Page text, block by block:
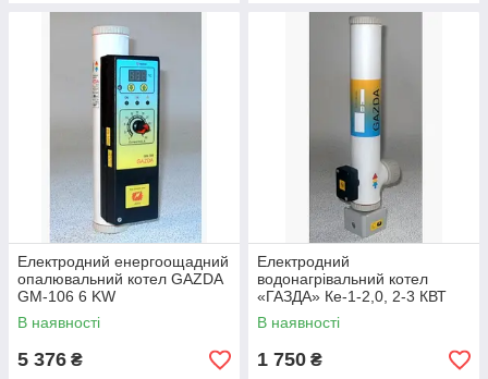
Електродний енергоощадний
опалювальний котел GAZDA
GM-106 6 KW
В наявності
5 376 ₴
Електродний
водонагрівальний котел
«ГАЗДА» Ке-1-2,0, 2-3 КВТ
В наявності
1 750 ₴